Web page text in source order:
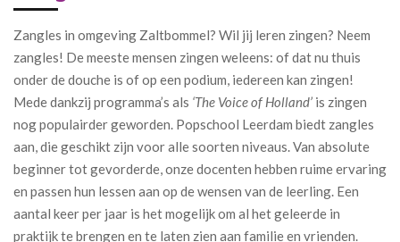
Zangles in omgeving Zaltbommel? Wil jij leren zingen? Neem
zangles! De meeste mensen zingen weleens: of dat nu thuis
onder de douche is of op een podium, iedereen kan zingen!
Mede dankzij programma’s als ‘The Voice of Holland’ is zingen
nog populairder geworden. Popschool Leerdam biedt zangles
aan, die geschikt zijn voor alle soorten niveaus. Van absolute
beginner tot gevorderde, onze docenten hebben ruime ervaring
en passen hun lessen aan op de wensen van de leerling. Een
aantal keer per jaar is het mogelijk om al het geleerde in
praktijk te brengen en te laten zien aan familie en vrienden.